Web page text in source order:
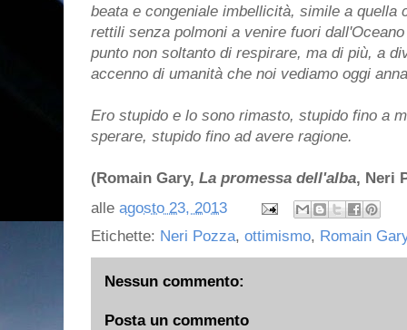
beata e congeniale imbellicità, simile a quella
rettili senza polmoni a venire fuori
punto non soltanto di respirare, ma di più, a
accenno di umanità che noi vediamo oggi
Ero stupido e lo sono rimasto, stupido fino a
sperare, stupido fino ad avere ragione.
(Romain Gary, La promessa dell'alba, Neri
alle agosto 23, 2013
Etichette: Neri Pozza, ottimismo, Romain
Nessun commento:
Posta un commento